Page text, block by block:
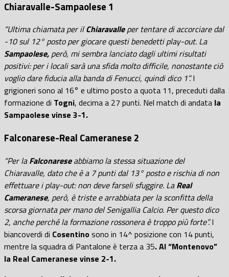
Chiaravalle-Sampaolese 1
“Ultima chiamata per ilChiaravalleper tentare di accorciare dal
-10 sul 12° posto per giocare questi benedetti play-out. La
Sampaolese, però, mi sembra lanciato dagli ultimi risultati
positivi: per i locali sarà una sfida molto difficile, nonostante ciò
voglio dare fiducia alla banda di Fenucci, quindi dico 1”.I
grigioneri sono al 16° e ultimo posto a quota 11, preceduti dalla
formazione di Togni, decima a 27 punti. Nel match di andata la
Sampaolese vinse 3-1.
Falconarese-Real Cameranese 2
“Per laFalconareseabbiamo la stessa situazione del
Chiaravalle, dato che è a 7 punti dal 13° posto e rischia di non
effettuare i play-out: non deve farseli sfuggire. LaReal
Cameranese, però, è triste e arrabbiata per la sconfitta della
scorsa giornata per mano del Senigallia Calcio. Per questo dico
2, anche perché la formazione rossonera è troppo più forte”.I
biancoverdi di Cosentinosono in 14^ posizione con 14 punti,
mentre la squadra di Pantalone è terza a 35. Al “Montenovo”
la Real Cameranese vinse 2-1.